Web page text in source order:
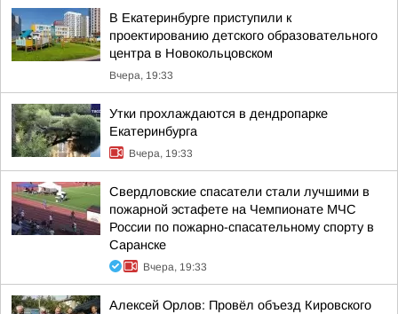
В Екатеринбурге приступили к
проектированию детского образовательного
центра в Новокольцовском
Вчера, 19:33
Утки прохлаждаются в дендропарке
Екатеринбурга
Вчера, 19:33
Свердловские спасатели стали лучшими в
пожарной эстафете на Чемпионате МЧС
России по пожарно-спасательному спорту в
Саранске
Вчера, 19:33
Алексей Орлов: Провёл объезд Кировского